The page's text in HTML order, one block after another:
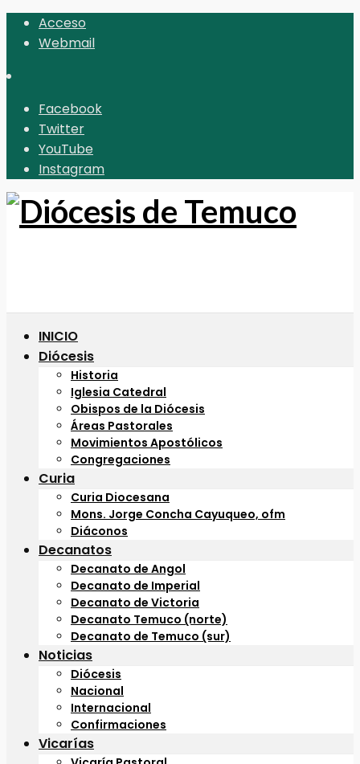
Acceso
Webmail
Facebook
Twitter
YouTube
Instagram
INICIO
Diócesis
Historia
Iglesia Catedral
Obispos de la Diócesis
Áreas Pastorales
Movimientos Apostólicos
Congregaciones
Curia
Curia Diocesana
Mons. Jorge Concha Cayuqueo, ofm
Diáconos
Decanatos
Decanato de Angol
Decanato de Imperial
Decanato de Victoria
Decanato Temuco (norte)
Decanato de Temuco (sur)
Noticias
Diócesis
Nacional
Internacional
Confirmaciones
Vicarías